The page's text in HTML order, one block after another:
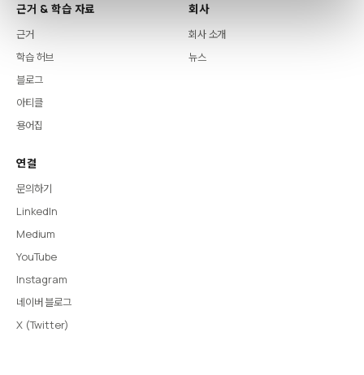
근거 & 학습 자료
근거
학습 허브
블로그
아티클
용어집
회사
회사 소개
뉴스
연결
문의하기
LinkedIn
Medium
YouTube
Instagram
네이버 블로그
X (Twitter)